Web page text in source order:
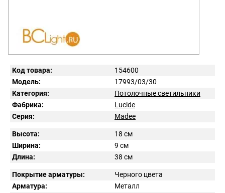
Код товара:
154600
Модель:
17993/03/30
Категория:
Потолочные светильники
Фабрика:
Lucide
Серия:
Madee
Высота:
18 см
Ширина:
9 см
Длина:
38 см
Покрытие арматуры:
Черного цвета
Арматура:
Металл